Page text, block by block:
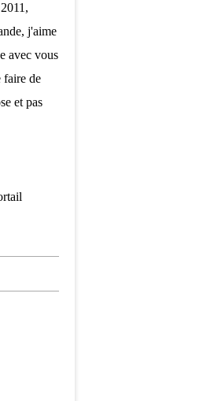
j'aime
avec vous
faire de
et pas